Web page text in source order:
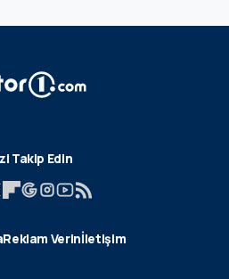
Takip Edin
Reklam Verinİletişim